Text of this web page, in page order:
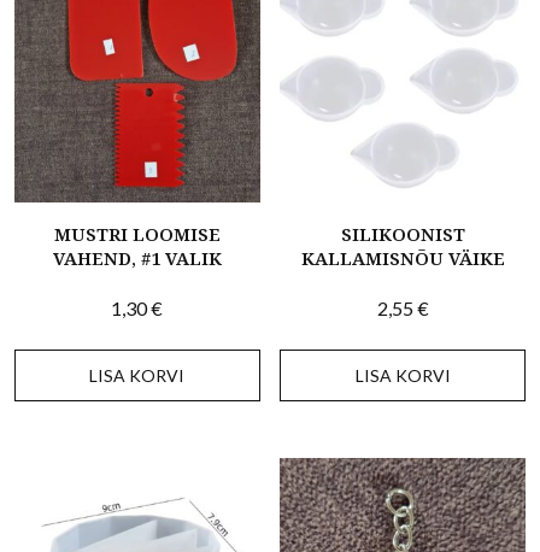
MUSTRI LOOMISE
VAHEND, #1 VALIK
1,30€
LISA KORVI
SILIKOONIST
KALLAMISNÕU VÄIKE
2,55€
LISA KORVI